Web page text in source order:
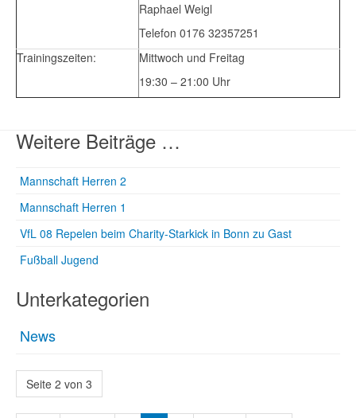
Raphael Weigl
Telefon 0176 32357251
Trainingszeiten:
Mittwoch und Freitag
19:30 – 21:00 Uhr
Weitere Beiträge …
Mannschaft Herren 2
Mannschaft Herren 1
VfL 08 Repelen beim Charity-Starkick in Bonn zu Gast
Fußball Jugend
Unterkategorien
News
Seite 2 von 3